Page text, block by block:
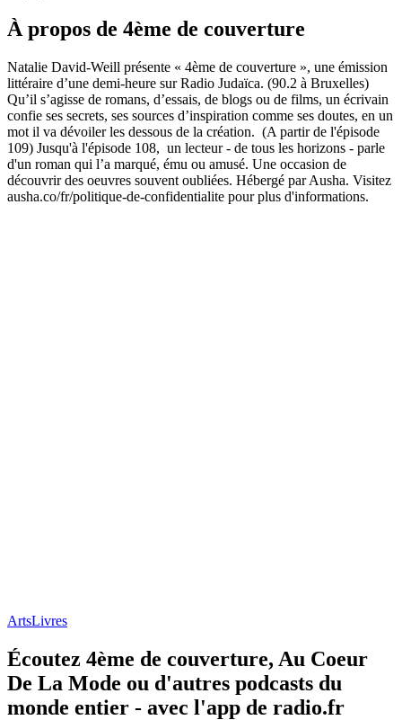
À propos de 4ème de couverture
Natalie David-Weill présente « 4ème de couverture », une émission
littéraire d’une demi-heure sur Radio Judaïca. (90.2 à Bruxelles)
Qu’il s’agisse de romans, d’essais, de blogs ou de films, un écrivain
confie ses secrets, ses sources d’inspiration comme ses doutes, en un
mot il va dévoiler les dessous de la création. (A partir de l'épisode
109) Jusqu'à l'épisode 108, un lecteur - de tous les horizons - parle
d'un roman qui l’a marqué, ému ou amusé. Une occasion de
découvrir des oeuvres souvent oubliées. Hébergé par Ausha. Visitez
ausha.co/fr/politique-de-confidentialite pour plus d'informations.
ArtsLivres
Écoutez 4ème de couverture, Au Coeur
De La Mode ou d'autres podcasts du
monde entier - avec l'app de radio.fr